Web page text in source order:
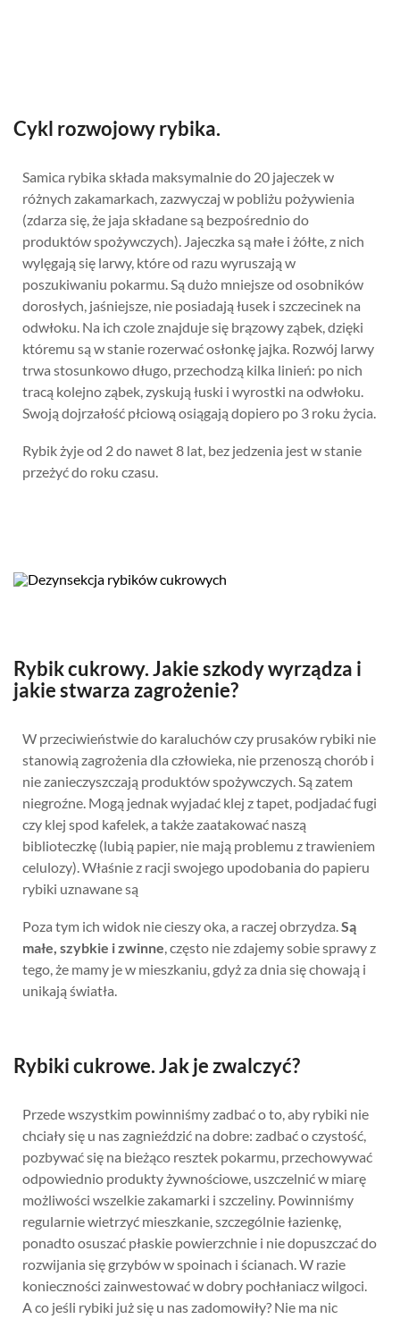
Cykl rozwojowy rybika.
Samica rybika składa maksymalnie do 20 jajeczek w
różnych zakamarkach, zazwyczaj w pobliżu pożywienia
(zdarza się, że jaja składane są bezpośrednio do
produktów spożywczych). Jajeczka są małe i żółte, z nich
wylęgają się larwy, które od razu wyruszają w
poszukiwaniu pokarmu. Są dużo mniejsze od osobników
dorosłych, jaśniejsze, nie posiadają łusek i szczecinek na
odwłoku. Na ich czole znajduje się brązowy ząbek, dzięki
któremu są w stanie rozerwać osłonkę jajka. Rozwój larwy
trwa stosunkowo długo, przechodzą kilka linień: po nich
tracą kolejno ząbek, zyskują łuski i wyrostki na odwłoku.
Swoją dojrzałość płciową osiągają dopiero po 3 roku życia.
Rybik żyje od 2 do nawet 8 lat, bez jedzenia jest w stanie
przeżyć do roku czasu.
Rybik cukrowy. Jakie szkody wyrządza i
jakie stwarza zagrożenie?
W przeciwieństwie do karaluchów czy prusaków rybiki nie
stanowią zagrożenia dla człowieka, nie przenoszą chorób i
nie zanieczyszczają produktów spożywczych. Są zatem
niegroźne. Mogą jednak wyjadać klej z tapet, podjadać fugi
czy klej spod kafelek, a także zaatakować naszą
biblioteczkę (lubią papier, nie mają problemu z trawieniem
celulozy). Właśnie z racji swojego upodobania do papieru
rybiki uznawane są
Poza tym ich widok nie cieszy oka, a raczej obrzydza.Są
małe, szybkie i zwinne, często nie zdajemy sobie sprawy z
tego, że mamy je w mieszkaniu, gdyż za dnia się chowają i
unikają światła.
Rybiki cukrowe. Jak je zwalczyć?
Przede wszystkim powinniśmy zadbać o to, aby rybiki nie
chciały się u nas zagnieździć na dobre: zadbać o czystość,
pozbywać się na bieżąco resztek pokarmu, przechowywać
odpowiednio produkty żywnościowe, uszczelnić w miarę
możliwości wszelkie zakamarki i szczeliny. Powinniśmy
regularnie wietrzyć mieszkanie, szczególnie łazienkę,
ponadto osuszać płaskie powierzchnie i nie dopuszczać do
rozwijania się grzybów w spoinach i ścianach. W razie
konieczności zainwestować w dobry pochłaniacz wilgoci.
A co jeśli rybiki już się u nas zadomowiły? Nie ma nic